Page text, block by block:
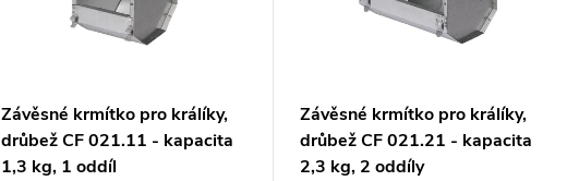
Závěsné krmítko pro králíky,
drůbež CF 021.11 - kapacita
1,3 kg, 1 oddíl
Závěsné krmítko pro králíky,
drůbež CF 021.21 - kapacita
2,3 kg, 2 oddíly